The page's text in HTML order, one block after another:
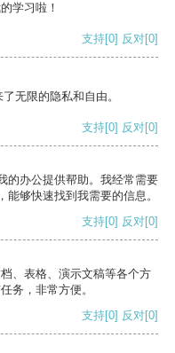
学习啦！
支持[0] 反对[0]
无限的隐私和自由。
支持[0] 反对[0]
的办公提供帮助。我经常需要
够快速找到我需要的信息。
支持[0] 反对[0]
、表格、演示文稿等各个方
务，非常方便。
支持[0] 反对[0]